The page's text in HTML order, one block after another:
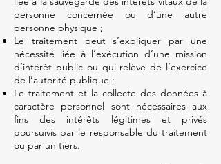
personne concernée ou d’une autre
personne physique ;
Le traitement peut s’expliquer par une
nécessité liée à l’exécution d’une mission
d’intérêt public ou qui relève de l’exercice
de l’autorité publique ;
Le traitement et la collecte des données à
caractère personnel sont nécessaires aux
fins des intérêts légitimes et privés
poursuivis par le responsable du traitement
ou par un tiers.